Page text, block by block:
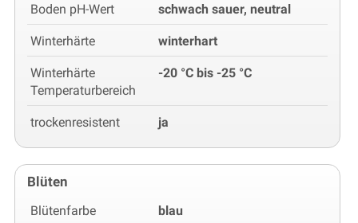
Boden pH-Wert schwach sauer, neutral
Winterhärte winterhart
Winterhärte
Temperaturbereich
-20 °C bis -25 °C
trockenresistent ja
Blüten
Blütenfarbe blau